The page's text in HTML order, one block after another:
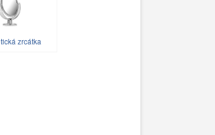
zrcátka